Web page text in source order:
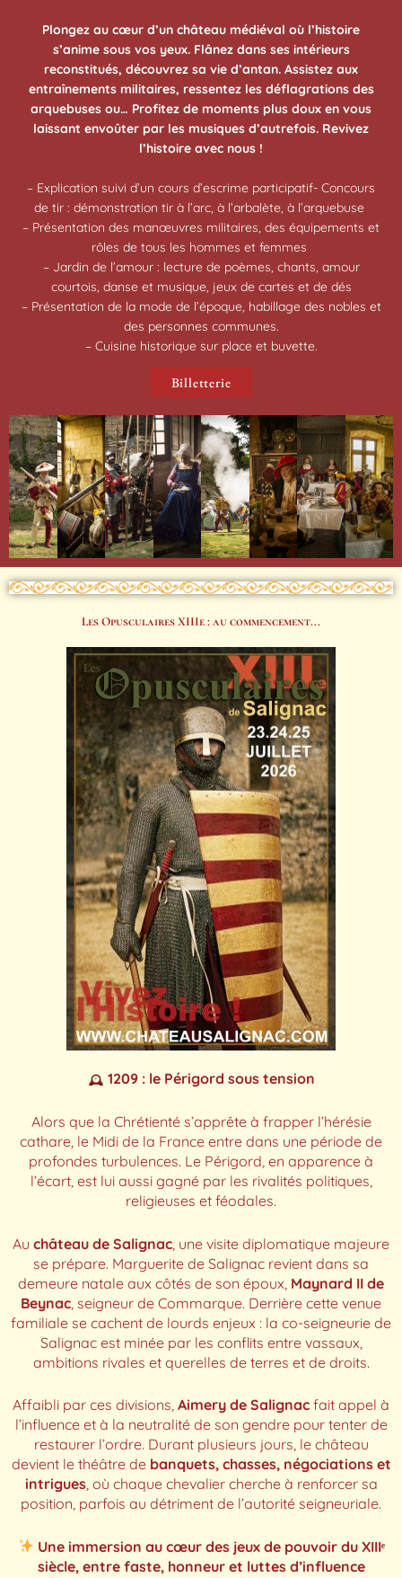
Plongez au cœur d’un château médiéval où l’histoire
s’anime sous vos yeux. Flânez dans ses intérieurs
reconstitués, découvrez sa vie d’antan. Assistez aux
entraînements militaires, ressentez les déflagrations des
arquebuses ou… Profitez de moments plus doux en vous
laissant envoûter par les musiques d’autrefois. Revivez
l’histoire avec nous !
– Explication suivi d’un cours d’escrime participatif- Concours
de tir : démonstration tir à l’arc, à l’arbalète, à l’arquebuse
– Présentation des manœuvres militaires, des équipements et
rôles de tous les hommes et femmes
– Jardin de l’amour : lecture de poèmes, chants, amour
courtois, danse et musique, jeux de cartes et de dés
– Présentation de la mode de l’époque, habillage des nobles et
des personnes communes.
– Cuisine historique sur place et buvette.
Billetterie
Les Opusculaires XIIIe : au commencement...
1209 : le Périgord sous tension
Alors que la Chrétienté s’apprête à frapper l’hérésie
cathare, le Midi de la France entre dans une période de
profondes turbulences. Le Périgord, en apparence à
l’écart, est lui aussi gagné par les rivalités politiques,
religieuses et féodales.
Au château de Salignac , une visite diplomatique majeure
se prépare. Marguerite de Salignac revient dans sa
demeure natale aux côtés de son époux, Maynard II de
Beynac , seigneur de Commarque. Derrière cette venue
familiale se cachent de lourds enjeux : la co-seigneurie de
Salignac est minée par les conflits entre vassaux,
ambitions rivales et querelles de terres et de droits.
Affaibli par ces divisions, Aimery de Salignac fait appel à
l’influence et à la neutralité de son gendre pour tenter de
restaurer l’ordre. Durant plusieurs jours, le château
devient le théâtre de banquets, chasses, négociations et
intrigues, où chaque chevalier cherche à renforcer sa
position, parfois au détriment de l’autorité seigneuriale.
Une immersion au cœur des jeux de pouvoir du XIIIᵉ
siècle, entre faste, honneur et luttes d’influence